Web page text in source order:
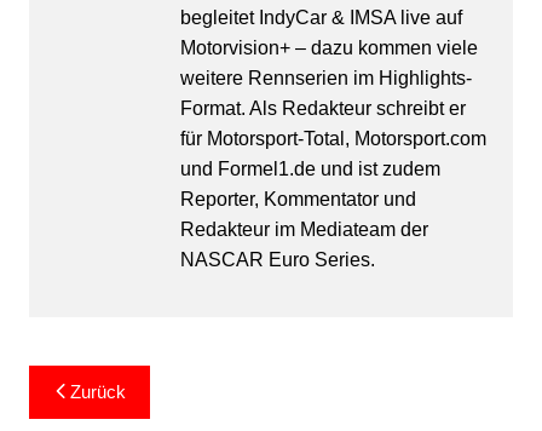
begleitet IndyCar & IMSA live auf
Motorvision+ – dazu kommen viele
weitere Rennserien im Highlights-
Format. Als Redakteur schreibt er
für Motorsport-Total, Motorsport.com
und Formel1.de und ist zudem
Reporter, Kommentator und
Redakteur im Mediateam der
NASCAR Euro Series.
Beitragsnavigation
Zurück